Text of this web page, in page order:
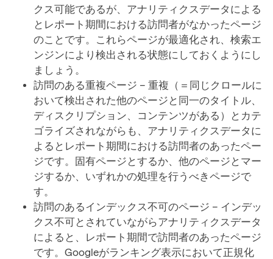
クス可能であるが、アナリティクスデータによる
とレポート期間における訪問者がなかったページ
のことです。これらページが最適化され、検索エ
ンジンにより検出される状態にしておくようにし
ましょう。
訪問のある重複ページ – 重複（＝同じクロールに
おいて検出された他のページと同一のタイトル、
ディスクリプション、コンテンツがある）とカテ
ゴライズされながらも、アナリティクスデータに
よるとレポート期間における訪問者のあったペー
ジです。固有ページとするか、他のページとマー
ジするか、いずれかの処理を行うべきページで
す。
訪問のあるインデックス不可のページ – インデッ
クス不可とされていながらアナリティクスデータ
によると、レポート期間で訪問者のあったページ
です。Googleがランキング表示において正規化